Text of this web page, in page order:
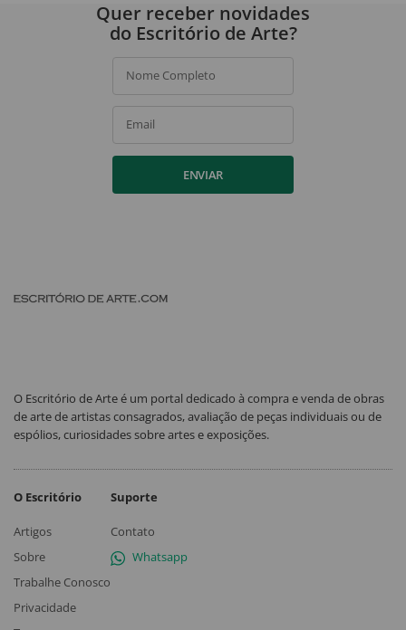
Quer receber novidades
do Escritório de Arte?
Nome Completo
Email
ENVIAR
O Escritório de Arte é um portal dedicado à compra e venda de obras
de arte de artistas consagrados, avaliação de peças individuais ou de
espólios, curiosidades sobre artes e exposições.
O Escritório
Artigos
Sobre
Trabalhe Conosco
Privacidade
Suporte
Contato
Whatsapp